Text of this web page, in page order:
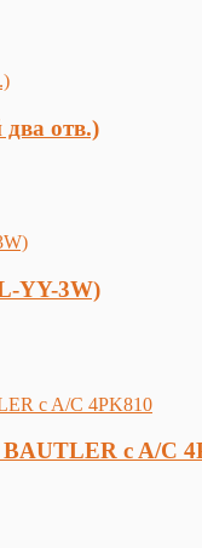
отв.)
YY-3W)
BAUTLER c A/C